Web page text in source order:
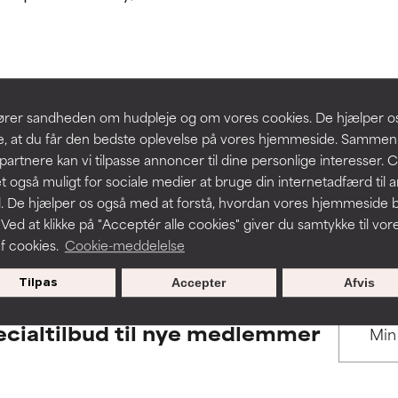
sandheden om hudpleje og om vores cookies. De hjælper
at du får den bedste oplevelse på vores hjemmeside.
kan vi tilpasse annoncer til dine personlige interesser.
også muligt for sociale medier at bruge din internetadfærd til
De hjælper os også med at forstå, hvordan vores hjemmeside
at klikke på "Acceptér alle cookies" giver du samtykke til
cookies. Cookie-meddelelse
Tilpas Afvis
Accepter
BACK TO SEARCH
to assess ingredients in this dictionary. Regulations
men kan have kosmetiske, stabilitetsmæssige eller
anvendelighed.
irritation. Risikoen øges, når det kombineres med andre
inflammation, tørhed osv. Kan være en fordel i nogle
påvist, at ingrediensen gør mere skade end gavn.
men kan have kosmetiske, stabilitetsmæssige eller
anvendelighed.
irritation. Risikoen øges, når det kombineres med andre
inflammation, tørhed osv. Kan være en fordel i nogle
påvist, at ingrediensen gør mere skade end gavn.
til nye medlemmer